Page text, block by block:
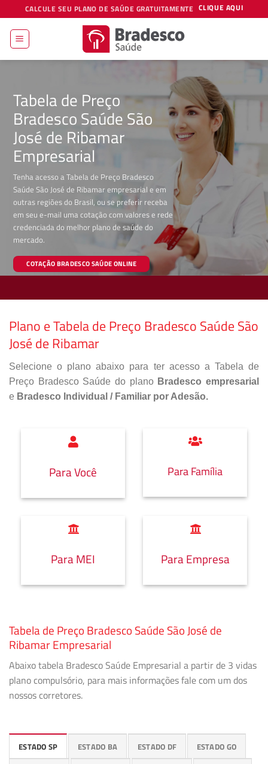
to
content
CALCULE SEU PLANO DE SAÚDE GRATUITAMENTE CLIQUE AQUI
Tabela de Preço
Bradesco Saúde São
José de Ribamar
Empresarial
Tenha acesso a Tabela de Preço Bradesco
Saúde São José de Ribamar empresarial e em
outras regiões do Brasil, ou se preferir receba
em seu e-mail uma cotação com valores e rede
credenciada do melhor plano de saúde do
mercado.
COTAÇÃO BRADESCO SAÚDE ONLINE
Plano e Tabela de Preço Bradesco Saúde São
José de Ribamar
Selecione o plano abaixo para ter acesso a Tabela de
Preço Bradesco Saúde do plano Bradesco empresarial
e Bradesco Individual / Familiar por Adesão.
Para Você Para Família
Para MEI Para Empresa
Tabela de Preço Bradesco Saúde São José de
Ribamar Empresarial
Abaixo tabela Bradesco Saúde Empresarial a partir de 3 vidas
plano compulsório, para mais informações fale com um dos
nossos corretores.
ESTADO SP ESTADO BA ESTADO DF ESTADO GO